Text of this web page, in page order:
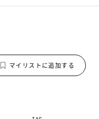
マイリストに追加する